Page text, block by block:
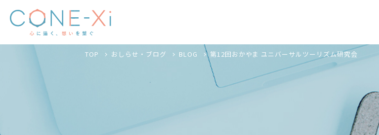
第12回おかやま ユニバーサルツーリズム研究会